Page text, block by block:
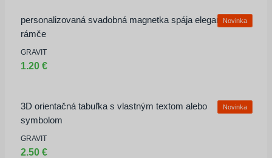
personalizovaná svadobná magnetka spája elegantný 3D
rámče
Novinka
GRAVIT
1.20 €
3D orientačná tabuľka s vlastným textom alebo
symbolom
Novinka
GRAVIT
2.50 €